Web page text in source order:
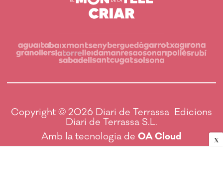
X
Copyright © 2026 Diari de Terrassa Edicions
Diari de Terrassa S.L.
Amb la tecnologia de OA Cloud